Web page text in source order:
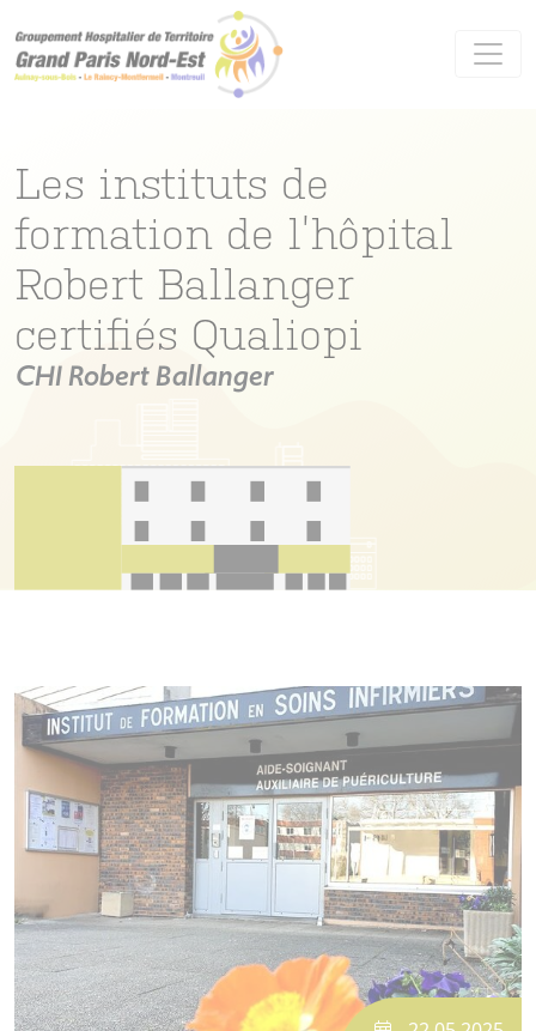
Les instituts de
formation de l’hôpital
Robert Ballanger
certifiés Qualiopi
CHI Robert Ballanger
Panneau de gestion des cookies